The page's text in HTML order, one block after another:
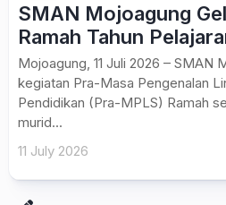
SMAN Mojoagung
Ramah Tahun
Mojoagung, 11 Juli 2026 – SMAN
kegiatan Pra-Masa Pengenalan
Pendidikan (Pra-MPLS) Ramah
murid...
11 July 2026